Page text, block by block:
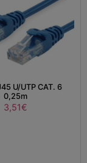
U/UTP CAT. 6
0,25m
3,51€